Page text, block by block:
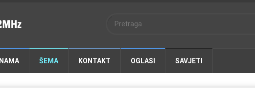
ŠEMA KONTAKT OGLASI SAVJETI